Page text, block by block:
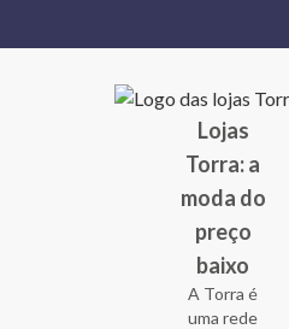
Lojas
Torra: a
moda do
preço
baixo
A Torra é
uma rede